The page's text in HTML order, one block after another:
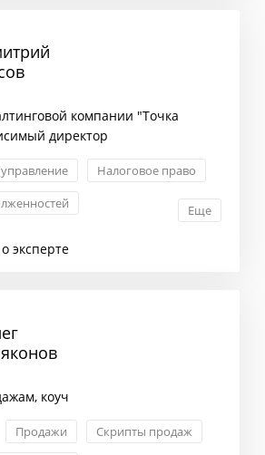
компании "Точка
директор
Налоговое право
Еще
эксперте
коуч
Продажи
Скрипты продаж